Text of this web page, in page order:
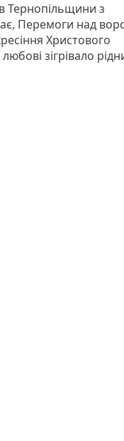
Тернопільщини з
Перемоги над
Христового
зігрівало